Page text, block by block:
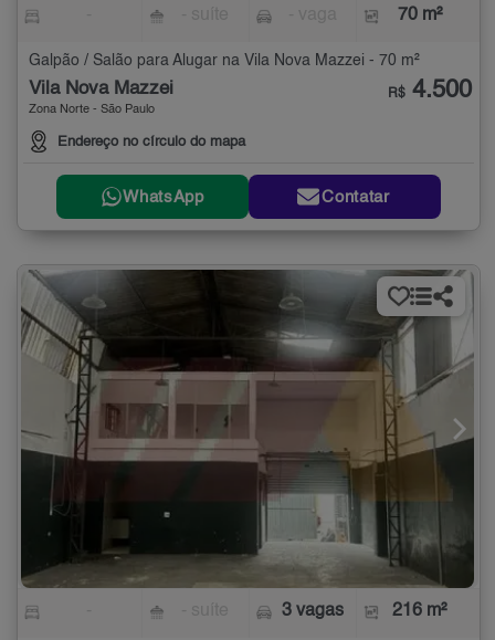
70 m²
Galpão / Salão para Alugar na Vila Nova Mazzei - 70 m²
Vila Nova Mazzei
Zona Norte - São Paulo
Endereço no círculo do mapa
R$ 4.500
WhatsApp Contatar
3 vagas 216 m²